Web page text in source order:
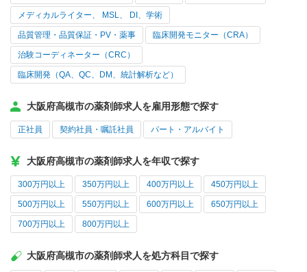
メディカルライター、 MSL、 DI、学術
品質管理・品質保証・PV・薬事 臨床開発モニター（CRA）
治験コーディネーター（CRC）
臨床開発（QA、QC、DM、統計解析など）
大阪府高槻市の薬剤師求人を雇用形態で探す
正社員 契約社員・嘱託社員 パート・アルバイト
大阪府高槻市の薬剤師求人を年収で探す
300万円以上 350万円以上 400万円以上 450万円以上
500万円以上 550万円以上 600万円以上 650万円以上
700万円以上 800万円以上
大阪府高槻市の薬剤師求人を処方科目で探す